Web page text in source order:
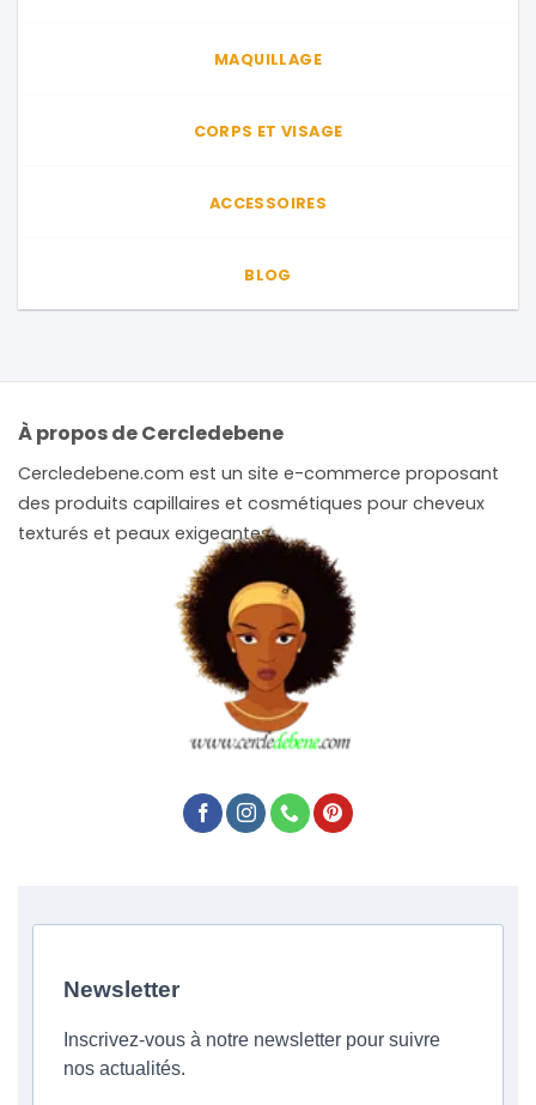
MAQUILLAGE
CORPS ET VISAGE
ACCESSOIRES
BLOG
À propos de Cercledebene
Cercledebene.com est un site e-commerce proposant
des produits capillaires et cosmétiques pour cheveux
texturés et peaux exigeantes.
Newsletter
Inscrivez-vous à notre newsletter pour suivre
nos actualités.